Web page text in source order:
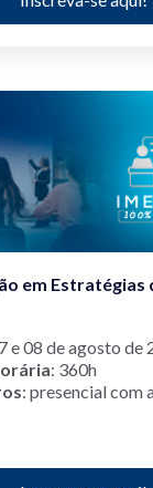
em Estratégias
e 08 de agosto de
: 360h
: presencial com